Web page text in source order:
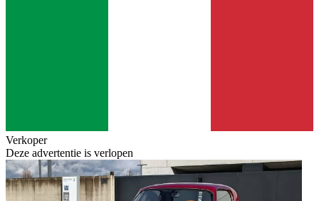
Verkoper
Deze advertentie is verlopen